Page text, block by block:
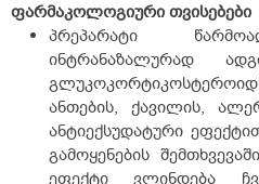
ფარმაკოლოგიური თვისებები
პრეპარატი
ინტრანაზალურად
ანთების, ქავილის,
ანტიექსუდატური
გამოყენების
ეფექტი ვლინდება